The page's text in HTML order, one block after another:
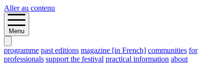
Aller au contenu
Menu
programme past editions magazine [in French] communities for
professionals support the festival practical information about